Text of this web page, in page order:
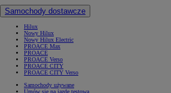
Samochody dostawcze
Hilux
Nowy Hilux
Nowy Hilux Electric
PROACE Max
PROACE
PROACE Verso
PROACE CITY
PROACE CITY Verso
Samochody używane
Umów się na jazdę testową